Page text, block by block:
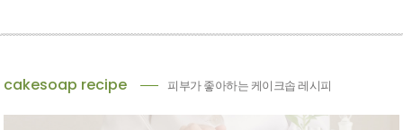
cakesoap recipe 피부가 좋아하는 케이크솝 레시피